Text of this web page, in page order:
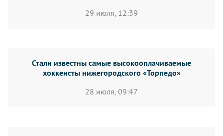
29 июля, 12:39
Стали известны самые высокооплачиваемые
хоккеисты нижегородского «Торпедо»
28 июля, 09:47